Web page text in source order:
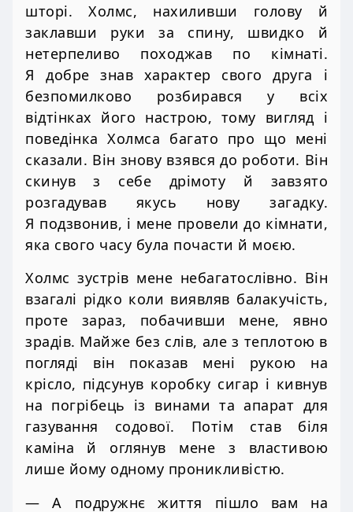
шторі. Холмс, нахиливши голову й
заклавши руки за спину, швидко й
нетерпеливо походжав по кімнаті.
Я добре знав характер свого друга і
безпомилково розбирався у всіх
відтінках його настрою, тому вигляд і
поведінка Холмса багато про що мені
сказали. Він знову взявся до роботи. Він
скинув з себе дрімоту й завзято
розгадував якусь нову загадку.
Я подзвонив, і мене провели до кімнати,
яка свого часу була почасти й моєю.
Холмс зустрів мене небагатослівно. Він
взагалі рідко коли виявляв балакучість,
проте зараз, побачивши мене, явно
зрадів. Майже без слів, але з теплотою в
погляді він показав мені рукою на
крісло, підсунув коробку сигар і кивнув
на погрібець із винами та апарат для
газування содової. Потім став біля
каміна й оглянув мене з властивою
лише йому одному проникливістю.
— А подружнє життя пішло вам на